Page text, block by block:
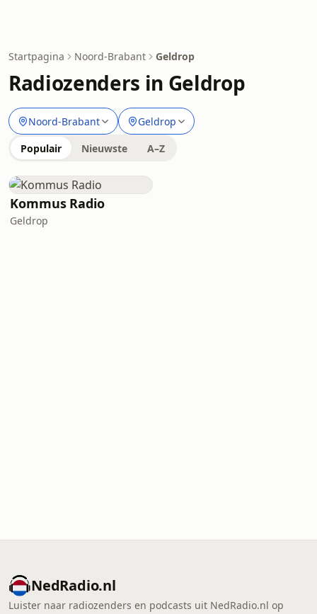
Startpagina Noord-Brabant Geldrop
Radiozenders in Geldrop
Noord-Brabant Geldrop
Populair Nieuwste A–Z
Kommus Radio
Geldrop
NedRadio.nl
Luister naar radiozenders en podcasts uit NedRadio.nl op